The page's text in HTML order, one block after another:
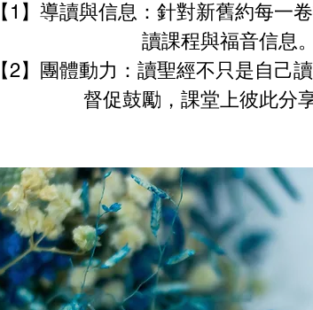
【1】導讀與信息：針對新舊約每一
讀課程與福音信息。
【2】團體動力：讀聖經不只是自己
督促鼓勵，課堂上彼此分